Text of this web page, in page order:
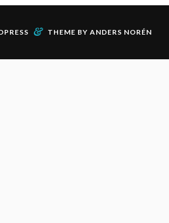
& THEME BY ANDERS NORÉN